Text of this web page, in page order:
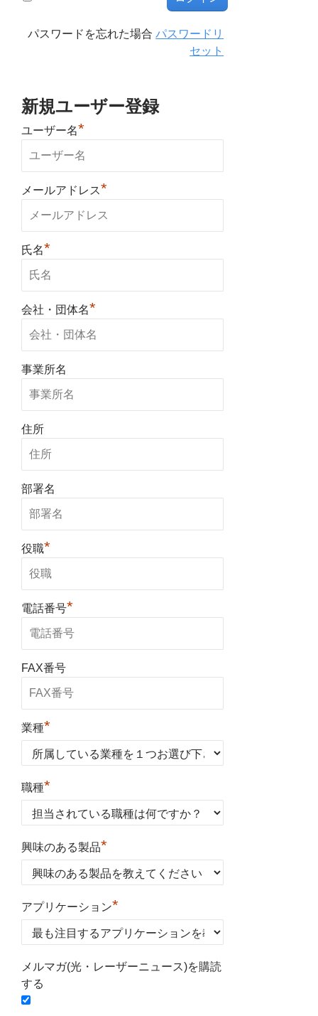
パスワードを忘れた場合パスワードリ
セット
新規ユーザー登録
ユーザー名*
メールアドレス*
氏名*
会社・団体名*
事業所名
住所
部署名
役職*
電話番号*
FAX番号
業種*
職種*
興味のある製品*
アプリケーション*
メルマガ(光・レーザーニュース)を購読
する